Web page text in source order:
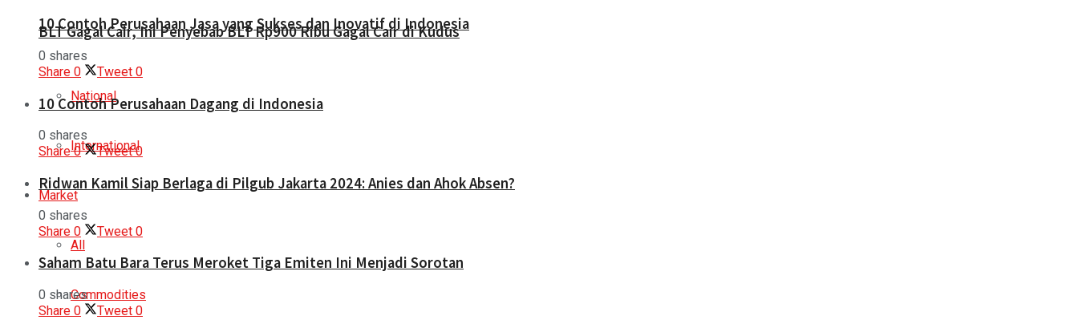
BLT Gagal Cair, Ini Penyebab BLT Rp900 Ribu Gagal Cair di Kudus
National
International
Market
All
Commodities
10 Contoh Perusahaan Jasa yang Sukses dan Inovatif di Indonesia
0 shares
Share 0 Tweet 0
10 Contoh Perusahaan Dagang di Indonesia
0 shares
Share 0 Tweet 0
Ridwan Kamil Siap Berlaga di Pilgub Jakarta 2024: Anies dan Ahok Absen?
0 shares
Share 0 Tweet 0
Saham Batu Bara Terus Meroket Tiga Emiten Ini Menjadi Sorotan
0 shares
Share 0 Tweet 0